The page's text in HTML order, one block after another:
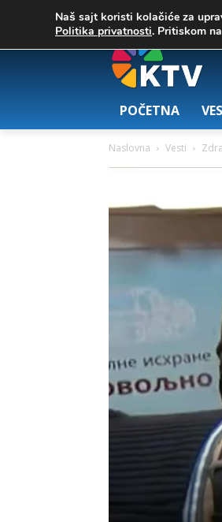
25.7 Zrenjanin
POČETNA
Naslovna Vesti
Naš sajt koristi kolačiće za
Politika privatnosti. Pritiskom